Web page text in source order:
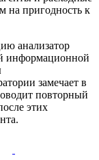
на пригодность к
анализатор
информационной
замечает в
повторный
этих